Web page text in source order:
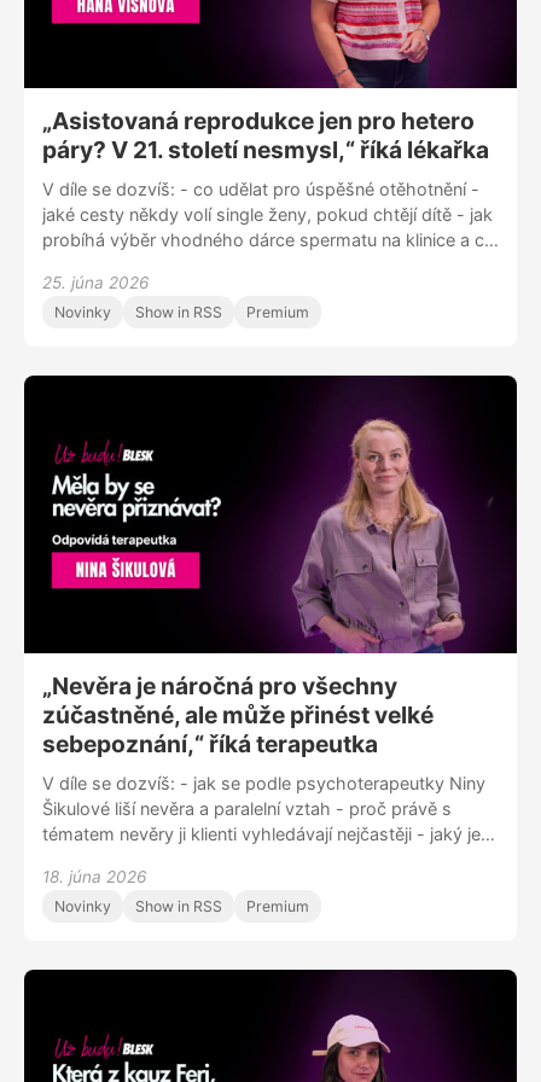
„Asistovaná reprodukce jen pro hetero
páry? V 21. století nesmysl,“ říká lékařka
V díle se dozvíš: - co udělat pro úspěšné otěhotnění -
jaké cesty někdy volí single ženy, pokud chtějí dítě - jak
probíhá výběr vhodného dárce spermatu na klinice a co
reprodukčního zdraví - zda má smysl nechat si
zamrazit vajíčka a jak u nás funguje náhradní mateřství -
25. júna 2026
Novinky Show in RSS Premium
„Nevěra je náročná pro všechny
zúčastněné, ale může přinést velké
sebepoznání,“ říká terapeutka
V díle se dozvíš: - jak se podle psychoterapeutky Niny
Šikulové liší nevěra a paralelní vztah - proč právě s
tématem nevěry ji klienti vyhledávají nejčastěji - jaký je
víc lidí současně - co radí svým klientům a měla by se
nevěra přiznávat? - jaký je rozdíl mezi fyzickou a
18. júna 2026
Novinky Show in RSS Premium